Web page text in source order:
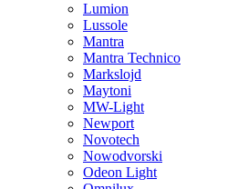
Lumion
Lussole
Mantra
Mantra Technico
Markslojd
Maytoni
MW-Light
Newport
Novotech
Nowodvorski
Odeon Light